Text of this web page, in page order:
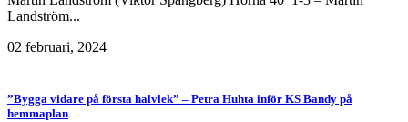
Landström...
02 februari, 2024
”Bygga vidare på första halvlek” – Petra Huhta inför KS Bandy på
hemmaplan